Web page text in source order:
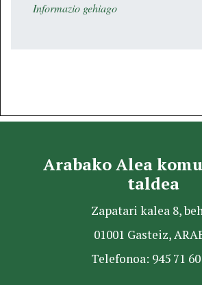
Informazio gehiago
Arabako Alea
taldea
Zapatari kalea 8,
01001 Gasteiz,
Telefonoa: 945 71